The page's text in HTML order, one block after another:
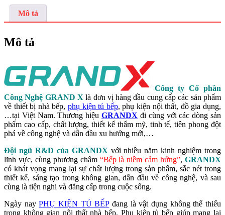
XU.200S
lượng
Mô tả
Mô tả
Công ty Cổ phần
Công Nghệ GRAND Xlà đơn vị hàng đầu cung cấp các sản phẩm
về thiết bị nhà bếp, phụ kiện tủ bếp, phụ kiện nội thất, đồ gia dụng,
…tại Việt Nam. Thương hiệuGRANDX đi cùng với các dòng sản
phẩm cao cấp, chất lượng, thiết kế thẩm mỹ, tinh tế, tiên phong đột
phá về công nghệ và dẫn đầu xu hướng mới,…
Đội ngũ R&D của GRANDX với nhiều năm kinh nghiệm trong
lĩnh vực, cùng phương châm “Bếp là niềm cảm hứng”,GRANDX
có khát vọng mang lại sự chất lượng trong sản phẩm, sắc nét trong
thiết kế, sáng tạo trong không gian, dẫn đầu về công nghệ, và sau
cùng là tiện nghi và đẳng cấp trong cuộc sống.
Ngày nayPHỤ KIỆN TỦ BẾPđang là vật dụng không thể thiếu
trong không gian nội thất nhà bếp. Phụ kiện tủ bếp giúp mang lại